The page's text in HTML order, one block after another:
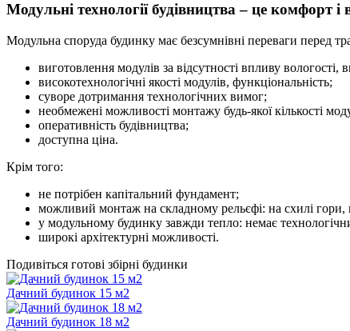
Модульні технології будівництва – це комфорт і
Модульна споруда будинку має безсумнівні переваги перед
виготовлення модулів за відсутності впливу
високотехнологічні якості модулів, функціональність;
суворе дотримання технологічних вимог;
необмежені можливості монтажу будь-якої кількості
оперативність будівництва;
доступна ціна.
Крім того:
не потрібен капітальний фундамент;
можливий монтаж на складному рельєфі: на схилі
у модульному будинку завжди тепло: немає
широкі архітектурні можливості.
Подивіться готові збірні будинки
Дачний будинок 15 м2
Дачний будинок 18 м2